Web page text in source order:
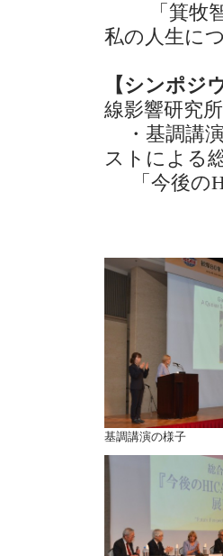
「箕牧智
私の人生に
【シンポジ
線影響研究
・基調講
ストによる
「今後の
基調講演の様子